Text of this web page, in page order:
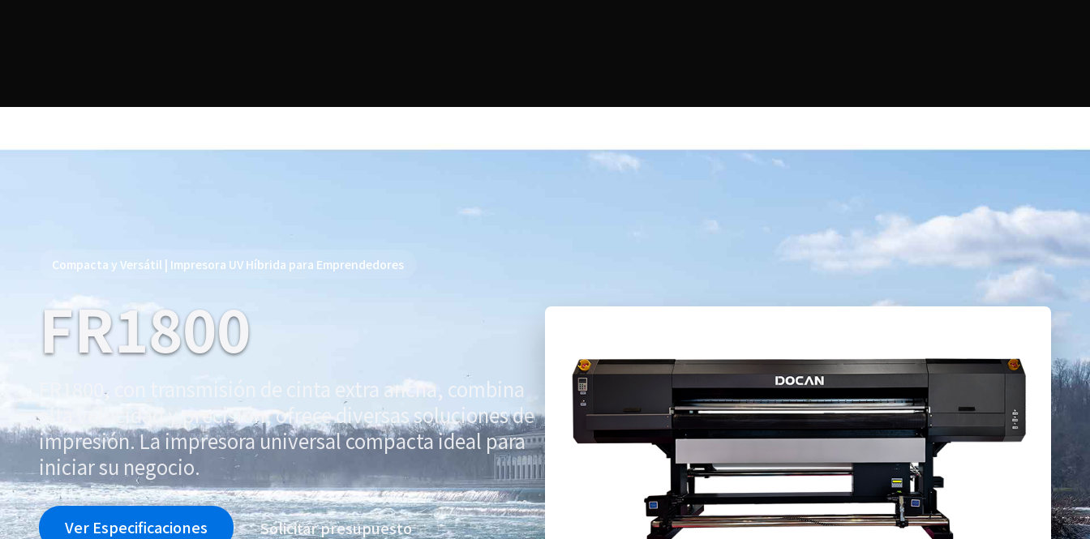
Compacta y Versátil | Impresora UV Híbrida para Emprendedores
FR1800
FR1800, con transmisión de cinta extra ancha, combina
alta velocidad y precisión, ofrece diversas soluciones de
impresión. La impresora universal compacta ideal para
iniciar su negocio.
Ver Especificaciones Solicitar presupuesto